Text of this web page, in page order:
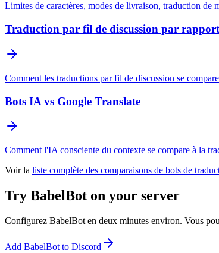
Limites de caractères, modes de livraison, traduction de
Traduction par fil de discussion par
Comment les traductions par fil de discussion se
Bots IA vs Google Translate
Comment l'IA consciente du contexte se compare à la
Voir la liste complète des comparaisons de bots de
Try BabelBot on your server
Configurez BabelBot en deux minutes environ. Vous
Add BabelBot to Discord